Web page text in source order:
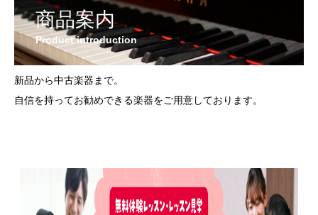
商品案内
Product introduction
新品から中古楽器まで。
自信を持ってお勧めできる楽器をご用意しております。